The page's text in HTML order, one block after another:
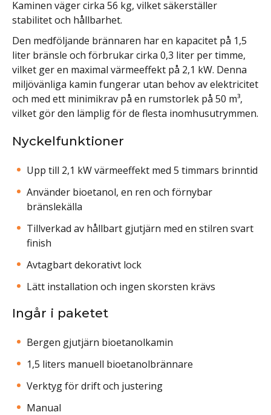
Kaminen väger cirka 56 kg, vilket säkerställer
stabilitet och hållbarhet.
Den medföljande brännaren har en kapacitet på 1,5
liter bränsle och förbrukar cirka 0,3 liter per timme,
vilket ger en maximal värmeeffekt på 2,1 kW. Denna
miljövänliga kamin fungerar utan behov av elektricitet
och med ett minimikrav på en rumstorlek på 50 m³,
vilket gör den lämplig för de flesta inomhusutrymmen.
Nyckelfunktioner
Upp till 2,1 kW värmeeffekt med 5 timmars brinntid
Använder bioetanol, en ren och förnybar
bränslekälla
Tillverkad av hållbart gjutjärn med en stilren svart
finish
Avtagbart dekorativt lock
Lätt installation och ingen skorsten krävs
Ingår i paketet
Bergen gjutjärn bioetanolkamin
1,5 liters manuell bioetanolbrännare
Verktyg för drift och justering
Manual